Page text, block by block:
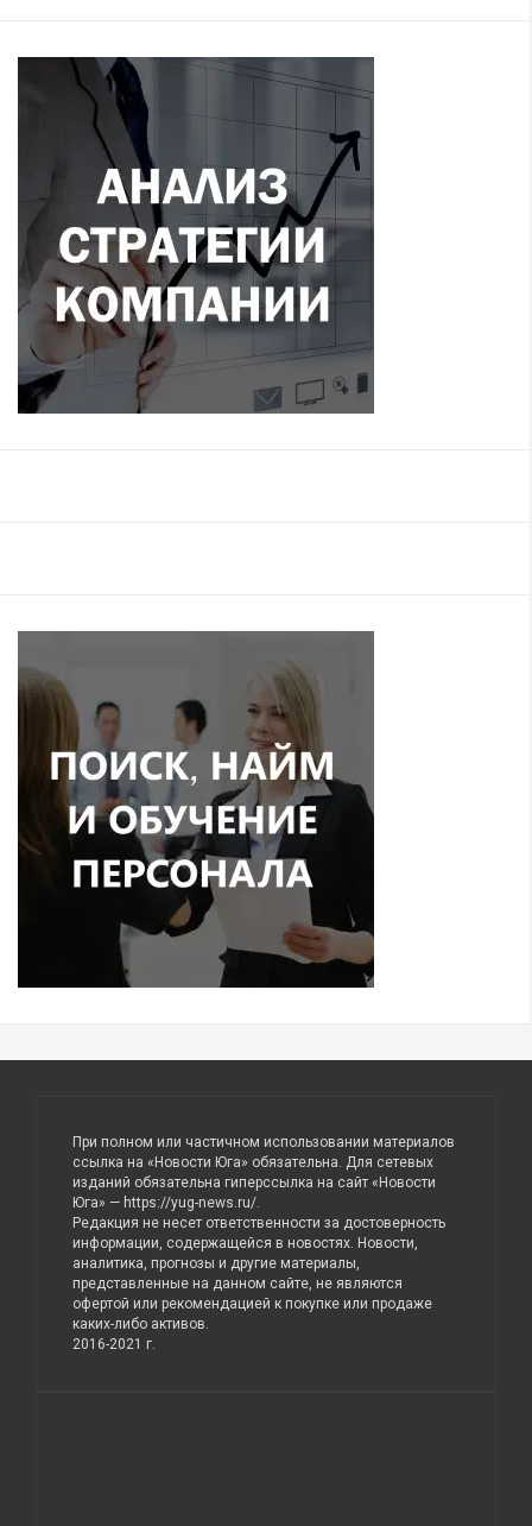
При полном или частичном использовании материалов
ссылка на «Новости Юга» обязательна. Для сетевых
изданий обязательна гиперссылка на сайт «Новости
Юга» — https://yug-news.ru/.
Редакция не несет ответственности за достоверность
информации, содержащейся в новостях. Новости,
аналитика, прогнозы и другие материалы,
представленные на данном сайте, не являются
офертой или рекомендацией к покупке или продаже
каких-либо активов.
2016-2021 г.